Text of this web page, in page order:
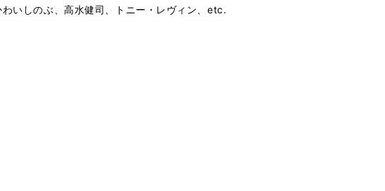
いしのぶ、高水健司、トニー・レヴィン、etc.